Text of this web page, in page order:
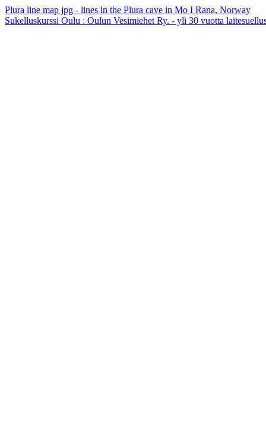
Plura line map jpg - lines in the Plura cave in Mo I Rana, Norway
Sukelluskurssi Oulu : Oulun Vesimiehet Ry. - yli 30 vuotta